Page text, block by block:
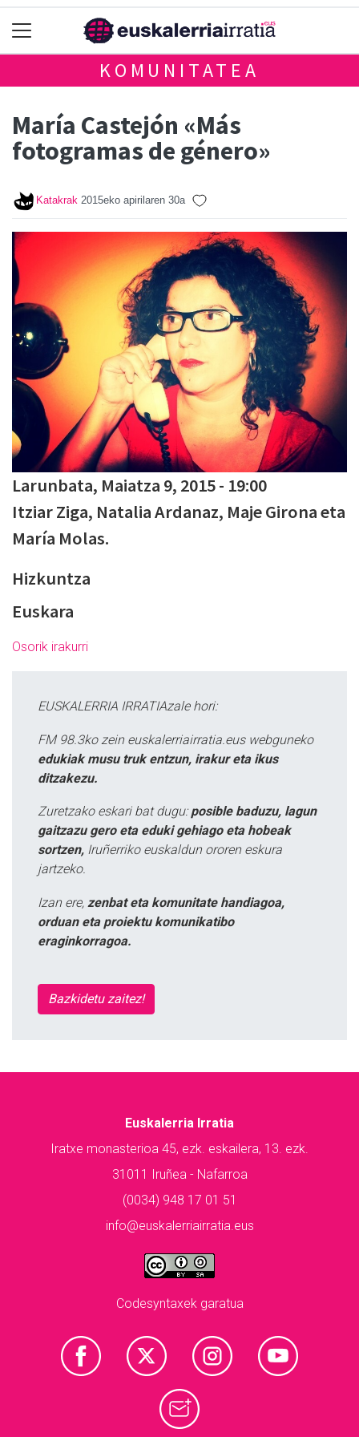
KOMUNITATEA
María Castejón «Más
fotogramas de género»
Katakrak 2015eko apirilaren 30a
Larunbata, Maiatza 9, 2015 - 19:00
Itziar Ziga, Natalia Ardanaz, Maje Girona eta
María Molas.
Hizkuntza
Euskara
Osorik irakurri
EUSKALERRIA IRRATIAzale hori:
FM 98.3ko zein euskalerriairratia.eus webguneko
edukiak musu truk entzun, irakur eta ikus
ditzakezu.
Zuretzako eskari bat dugu: posible baduzu, lagun
gaitzazu gero eta eduki gehiago eta hobeak
sortzen, Iruñerriko euskaldun ororen eskura
jartzeko.
Izan ere, zenbat eta komunitate handiagoa,
orduan eta proiektu komunikatibo
eraginkorragoa.
Bazkidetu zaitez!
Euskalerria Irratia
Iratxe monasterioa 45, ezk. eskailera, 13. ezk.
31011 Iruñea - Nafarroa
(0034) 948 17 01 51
info@euskalerriairratia.eus
Codesyntaxek garatua